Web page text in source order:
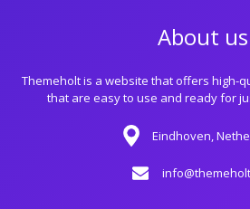
About us
Themeholt is a website that offers high-
that are easy to use and ready for
Eindhoven,